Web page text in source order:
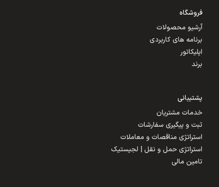
فروشگاه
آرشیو محصولات
برنامه های کاربردی
اپلیکاتور
برند
پشتیبانی
خدمات مشتریان
ثبت و پیگیری سفارشات
استراتژی مناقصات و معاملات
استراتژی حمل و نقل | لجیستیک
تامین مالی